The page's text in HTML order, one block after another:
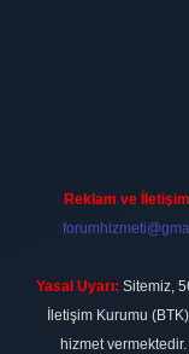
Reklam ve
Yasal Uyarı: Sitemiz,
İletişim Kurumu
hizmet